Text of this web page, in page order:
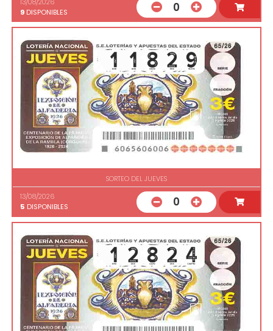
9 DISPONIBLES 0
SORTEO DEL JUEVES
13/08/2026
5 DISPONIBLES 0